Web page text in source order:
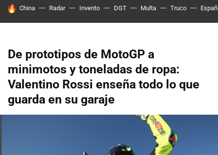
HOY SE HABLA DE
China Radar Invento DGT Multa Truco
De prototipos de MotoGP a
minimotos y toneladas de ropa:
Valentino Rossi enseña todo lo que
guarda en su garaje